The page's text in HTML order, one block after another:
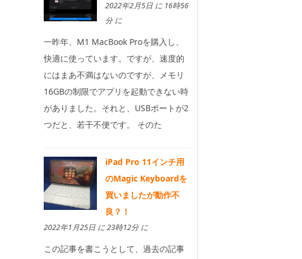
2022年2月5日 に 16時56
分 に
一昨年、M1 MacBook Proを購入し、
快適に使っています。ですが、速度的
にはまあ不満はないのですが、メモリ
16GBの制限でアプリを起動できない時
がありました。それと、USBポートが2
つだと、若干不便です。 そのた
iPad Pro 11インチ用
のMagic Keyboardを
買いましたが動作不
良？！
2022年1月25日 に 23時12分 に
この記事を書こうとして、過去の記事